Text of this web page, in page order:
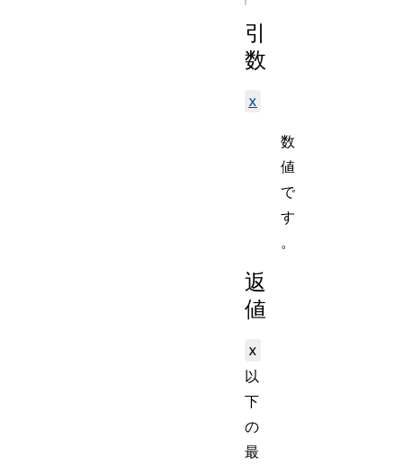
引
数
x
数
値
で
す
。
返
値
x
以
下
の
最